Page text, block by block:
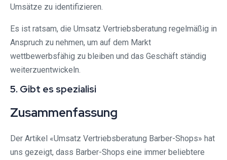
Umsätze zu identifizieren.
Es ist ratsam, die Umsatz Vertriebsberatung regelmäßig in
Anspruch zu nehmen, um auf dem Markt
wettbewerbsfähig zu bleiben und das Geschäft ständig
weiterzuentwickeln.
5. Gibt es spezialisi
Zusammenfassung
Der Artikel «Umsatz Vertriebsberatung Barber-Shops» hat
uns gezeigt, dass Barber-Shops eine immer beliebtere